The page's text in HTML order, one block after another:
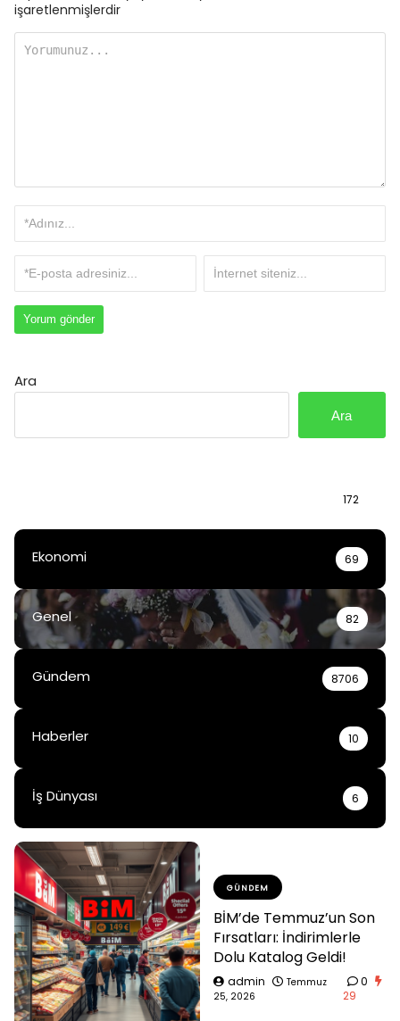
işaretlenmişlerdir
Ara
Ara
172
Ekonomi 69
Genel 82
Gündem 8706
Haberler 10
İş Dünyası 6
GÜNDEM
BİM’de Temmuz’un Son
Fırsatları: İndirimlerle
Dolu Katalog Geldi!
admin
Temmuz
25, 2026
0
29